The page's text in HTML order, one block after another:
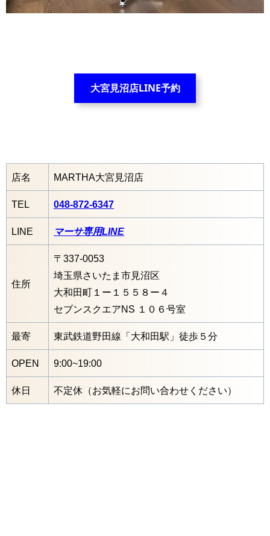
大宮見沼店LINE予約
店名 MARTHA大宮見沼店
TEL 048-872-6347
LINE マーサ専用LINE
住所
〒337-0053
埼玉県さいたま市見沼区
大和田町１ー１５５８ー４
セブンスクエアNS １０６号室
最寄 東武鉄道野田線「大和田駅」徒歩５分
OPEN 9:00~19:00
休日 不定休（お気軽にお問い合わせください）